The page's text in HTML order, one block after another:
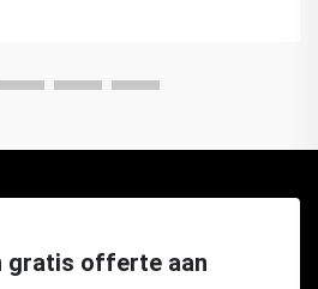
gratis offerte aan